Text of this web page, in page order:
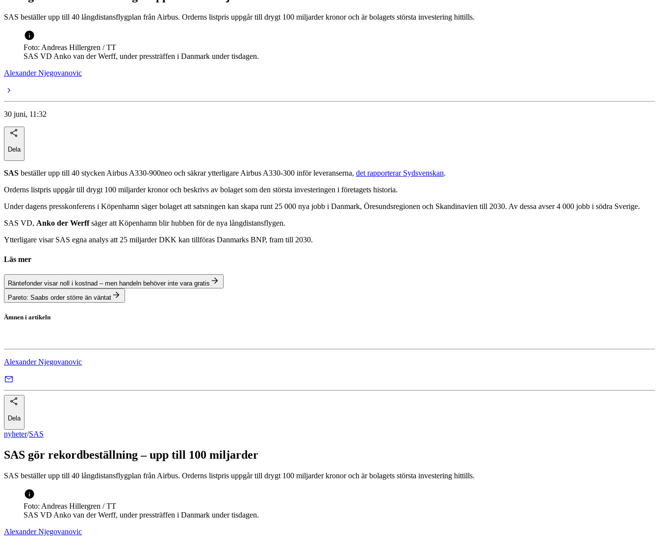
SAS beställer upp till 40 långdistansflygplan från Airbus. Orderns listpris uppgår till drygt 100 miljarder kronor och är bolagets största investering hittills.
Foto: Andreas Hillergren / TT
SAS VD Anko van der Werff, under pressträffen i Danmark under tisdagen.
Alexander Njegovanovic
30 juni, 11:32
Dela
SAS beställer upp till 40 stycken Airbus A330-900neo och säkrar ytterligare Airbus A330-300 inför leveranserna, det rapporterar Sydsvenskan.
Orderns listpris uppgår till drygt 100 miljarder kronor och beskrivs av bolaget som den största investeringen i företagets historia.
Under dagens presskonferens i Köpenhamn säger bolaget att satsningen kan skapa runt 25 000 nya jobb i Danmark, Öresundsregionen och Skandinavien till 2030. Av dessa avser 4 000 jobb i södra Sverige.
SAS VD, Anko der Werffsäger att Köpenhamn blir hubben för de nya långdistansflygen.
Ytterligare visar SAS egna analys att 25 miljarder DKK kan tillföras Danmarks BNP, fram till 2030.
Läs mer
Räntefonder visar noll i kostnad – men handeln behöver inte vara gratis
Pareto: Saabs order större än väntat
Ämnen i artikeln
Alexander Njegovanovic
Dela
nyheter/SAS
SAS gör rekordbeställning – upp till 100 miljarder
SAS beställer upp till 40 långdistansflygplan från Airbus. Orderns listpris uppgår till drygt 100 miljarder kronor och är bolagets största investering hittills.
Foto: Andreas Hillergren / TT
SAS VD Anko van der Werff, under pressträffen i Danmark under tisdagen.
Alexander Njegovanovic